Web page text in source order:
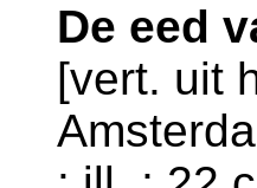
De eed
[vert. uit